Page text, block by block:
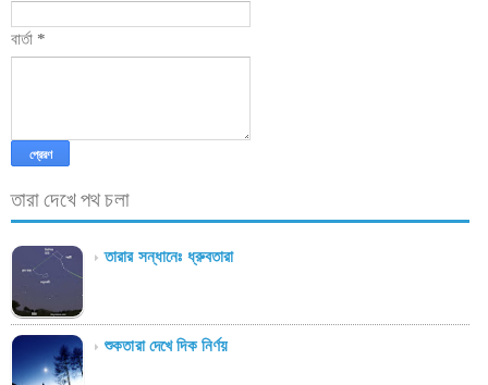
বার্তা *
তারা দেখে পথ চলা
তারার সন্ধানেঃ ধ্রুবতারা
শুকতারা দেখে দিক নির্ণয়